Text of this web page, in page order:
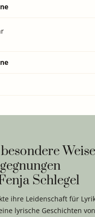
Schlegel
ihre Leidenschaft für
lyrische Geschichten